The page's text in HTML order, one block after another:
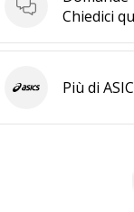
Domande
Chiedici
ASICSPiù di